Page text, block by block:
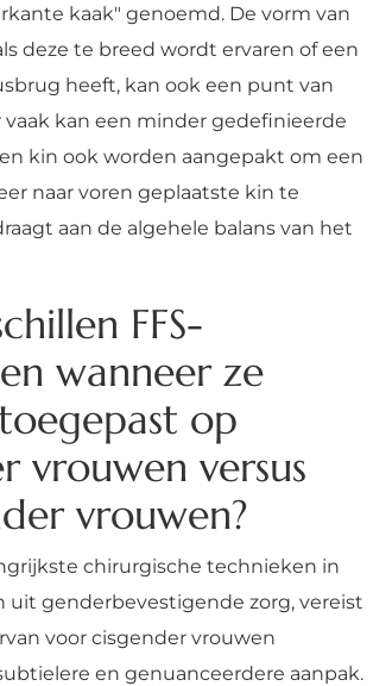
kaak" genoemd. De vorm van
deze te breed wordt ervaren of een
heeft, kan ook een punt van
vaak kan een minder gedefinieerde
kin ook worden aangepakt om een
naar voren geplaatste kin te
aan de algehele balans van het
FFS-
wanneer ze
op
vrouwen versus
vrouwen?
chirurgische technieken in
uit genderbevestigende zorg, vereist
voor cisgender vrouwen
en genuanceerdere aanpak.